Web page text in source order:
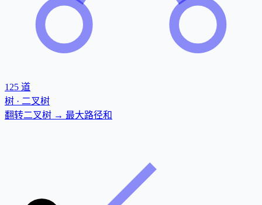
125 道
树 · 二叉树
翻转二叉树 → 最大路径和